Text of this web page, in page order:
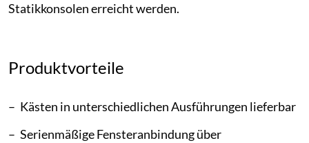
Statikkonsolen erreicht werden.
Produktvorteile
Kästen in unterschiedlichen Ausführungen lieferbar
Serienmäßige Fensteranbindung über